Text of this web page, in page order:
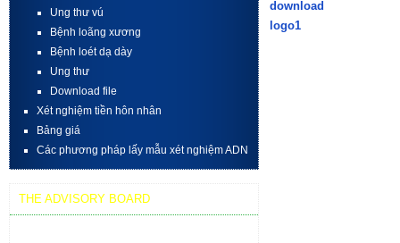
Ung thư vú
Bệnh loãng xương
Bệnh loét dạ dày
Ung thư
Download file
Xét nghiệm tiền hôn nhân
Bảng giá
Các phương pháp lấy mẫu xét nghiệm ADN
THE ADVISORY BOARD